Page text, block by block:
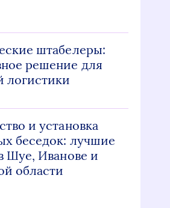
штабелеры:
решение для
логистики
и установка
беседок: лучшие
Шуе, Иванове и
области